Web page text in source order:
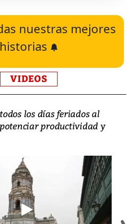
nuestras mejores
historias
VIDEOS
los días feriados al
productividad y